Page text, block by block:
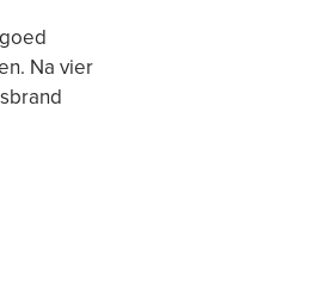
Na vier